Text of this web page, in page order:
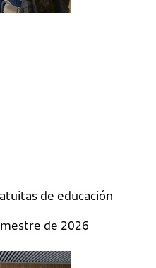
de educación
de 2026